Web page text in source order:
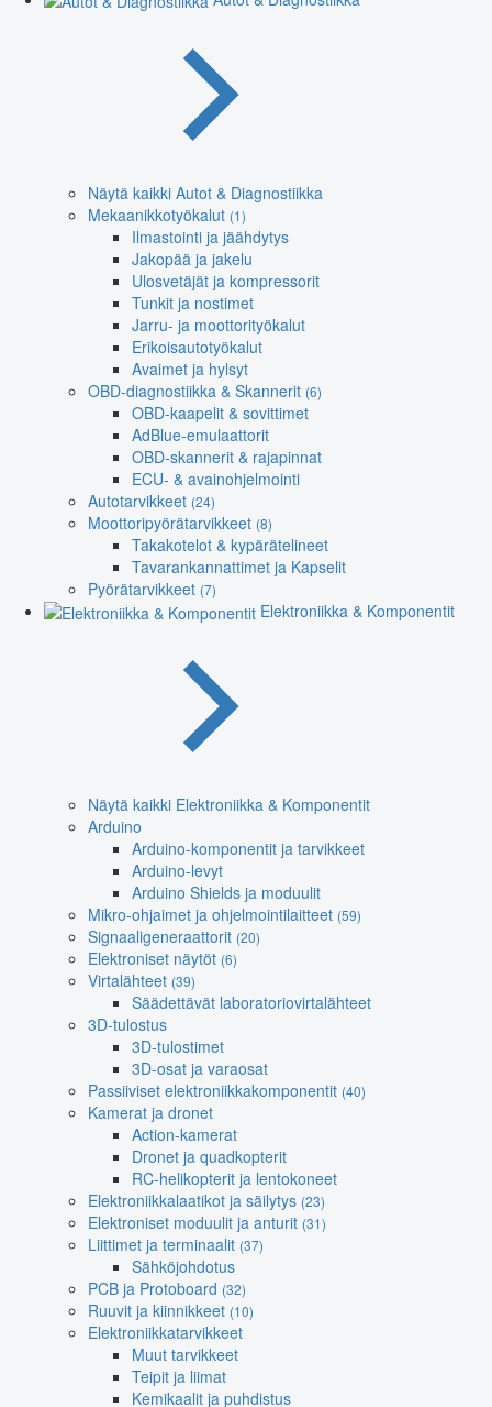
Näytä kaikki Autot & Diagnostiikka
Mekaanikkotyökalut (1)
Ilmastointi ja jäähdytys
Jakopää ja jakelu
Ulosvetäjät ja kompressorit
Tunkit ja nostimet
Jarru- ja moottorityökalut
Erikoisautotyökalut
Avaimet ja hylsyt
OBD-diagnostiikka & Skannerit (6)
OBD-kaapelit & sovittimet
AdBlue-emulaattorit
OBD-skannerit & rajapinnat
ECU- & avainohjelmointi
Autotarvikkeet (24)
Moottoripyörätarvikkeet (8)
Takakotelot & kypärätelineet
Tavarankannattimet ja Kapselit
Pyörätarvikkeet (7)
Elektroniikka & Komponentit
Näytä kaikki Elektroniikka & Komponentit
Arduino
Arduino-komponentit ja tarvikkeet
Arduino-levyt
Arduino Shields ja moduulit
Mikro-ohjaimet ja ohjelmointilaitteet (59)
Signaaligeneraattorit (20)
Elektroniset näytöt (6)
Virtalähteet (39)
Säädettävät laboratoriovirtalähteet
3D-tulostus
3D-tulostimet
3D-osat ja varaosat
Passiiviset elektroniikkakomponentit (40)
Kamerat ja dronet
Action-kamerat
Dronet ja quadkopterit
RC-helikopterit ja lentokoneet
Elektroniikkalaatikot ja säilytys (23)
Elektroniset moduulit ja anturit (31)
Liittimet ja terminaalit (37)
Sähköjohdotus
PCB ja Protoboard (32)
Ruuvit ja kiinnikkeet (10)
Elektroniikkatarvikkeet
Muut tarvikkeet
Teipit ja liimat
Kemikaalit ja puhdistus